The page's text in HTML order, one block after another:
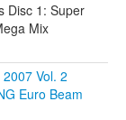
Disc 1: Super
Mix
Vol. 2
Euro Beam